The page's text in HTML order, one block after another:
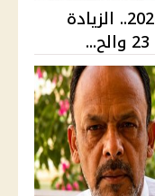
موعد صرف مرتبات أغسطس 2026.. الزيادة